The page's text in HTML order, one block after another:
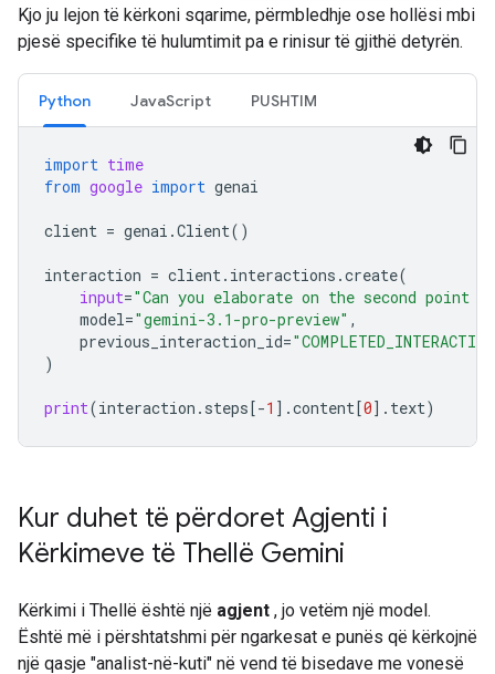
Kjo ju lejon të kërkoni sqarime, përmbledhje ose hollësi mbi
pjesë specifike të hulumtimit pa e rinisur të gjithë detyrën.
Python JavaScript PUSHTIM
import time
from google import genai
client = genai .Client()
interaction = client. interactions .create(
input="Can you elaborate on the second point
model="gemini-3.1-pro-preview" ,
previous_interaction_id=
)
print(interaction . steps[-1 ] .content[0] . text)
Kur duhet të përdoret Agjenti i
Kërkimeve të Thellë Gemini
Kërkimi i Thellë është një agjent , jo vetëm një model.
Është më i përshtatshmi për ngarkesat e punës që kërkojnë
një qasje "analist-në-kuti" në vend të bisedave me vonesë